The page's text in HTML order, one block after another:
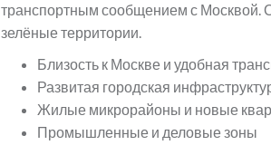
транспортным сообщением с Москвой.
зелёные территории.
Близость к Москве и удобная
Развитая городская
Жилые микрорайоны и новые
Промышленные и деловые зоны